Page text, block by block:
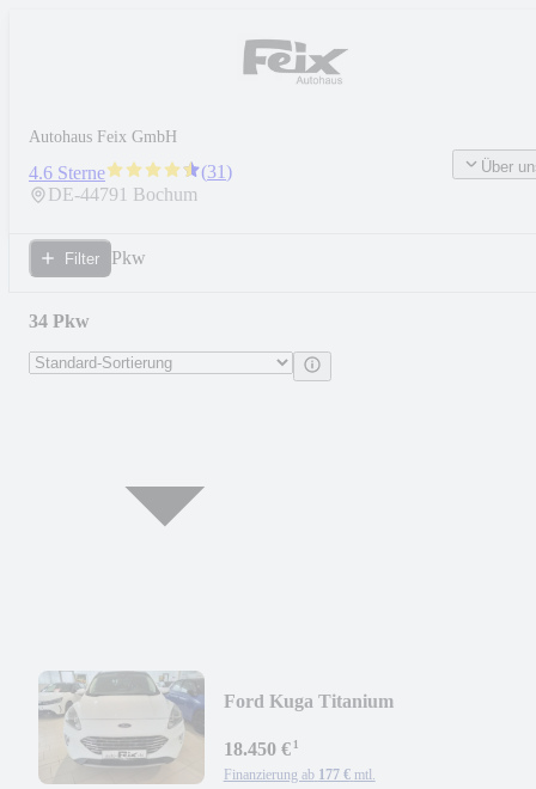
Autohaus Feix GmbH
4.6 Sterne (31)
DE-44791 Bochum
Über
Filter Pkw
34 Pkw
Ford Kuga Titanium
18.450 €¹
Finanzierung ab 177 € mtl.